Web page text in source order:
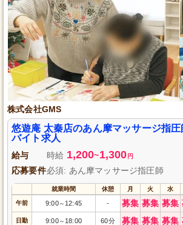
株式会社GMS
悠遊庵 太秦店のあん摩マッサージ指
バイト求人
給与 時給 1,200~1,300 円
応募要件必須: あん摩マッサージ指圧師
就業時間 休憩 月 火 水
午前 9:00～ 12:45 - 募集 募集 募集
日勤 9:00～ 18:00 60分 募集 募集 募集